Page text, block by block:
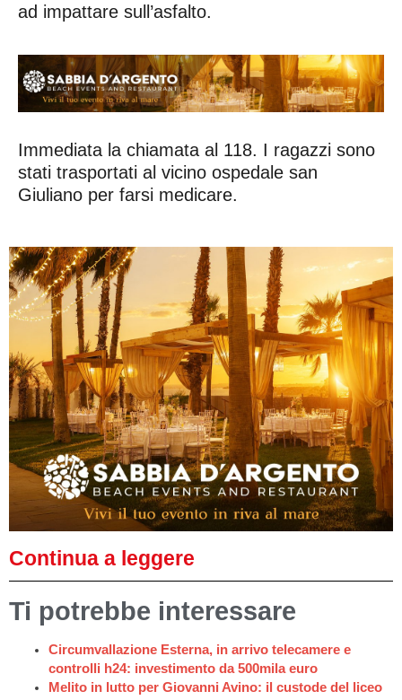
ad impattare sull’asfalto.
Immediata la chiamata al 118. I ragazzi sono
stati trasportati al vicino ospedale san
Giuliano per farsi medicare.
Continua a leggere
Ti potrebbe interessare
Circumvallazione Esterna, in arrivo telecamere e
controlli h24: investimento da 500mila euro
Melito in lutto per Giovanni Avino: il custode del liceo